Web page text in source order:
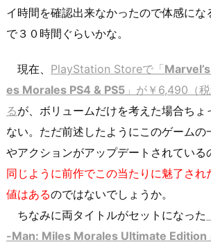
イ時間を確認出来なかったので体感にな
で３０時間ぐらいかな。
現在、 PlayStation Storeで「
es Morales PS4 & PS5 」が￥6,490（
るが、ボリュームだけを考えた場合ちょ
ない。ただ前述したようにこのゲームの
やアクションがアップデートされている
同じように前作でこの当たりに魅了され
値はあるのではないでしょうか。
ちなみに両タイトルがセットになった
-Man: Miles Morales Ultimate Edition